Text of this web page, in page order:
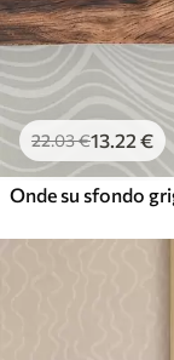
22.03€13.22 €